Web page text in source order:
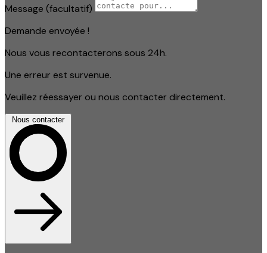
Message (facultatif)
Demande envoyée !
Nous vous recontacterons sous 24h.
Une erreur est survenue.
Veuillez réessayer ou nous contacter directement.
Nous contacter